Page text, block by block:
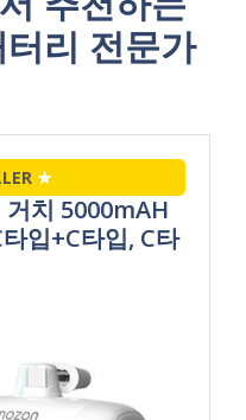
리 전문가
★
거치 5000mAH
입+C타입, C타